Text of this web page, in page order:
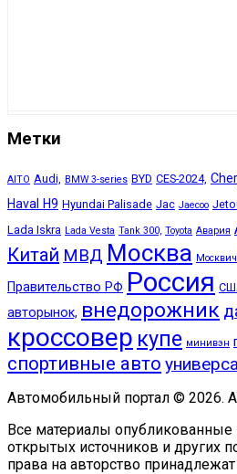
Метки
AITO Audi, BMW 3-series BYD CES-2024,
Haval H9 Hyundai Palisade Jac Jaecoo
Lada Iskra Lada Vesta Tank 300, Toyota Авария
Китай МВД Москва Москвич
Правительство РФ Россия
авторынок, внедорожник
кроссовер купе минивэн
спортивные авто
Автомобильный портал © 2026.
Все материалы опубликованные
открытых источников и других
права на авторство